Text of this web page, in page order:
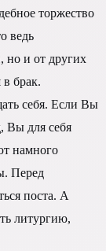
торжество
ведь
но и от других
в брак.
себя. Если Вы
Вы для себя
намного
Перед
поста. А
литургию,